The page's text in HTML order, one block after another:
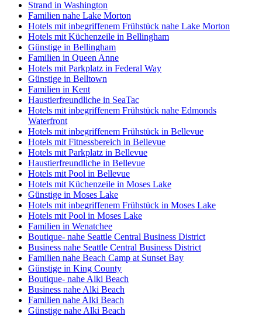
Strand in Washington
Familien nahe Lake Morton
Hotels mit inbegriffenem Frühstück nahe Lake Morton
Hotels mit Küchenzeile in Bellingham
Günstige in Bellingham
Familien in Queen Anne
Hotels mit Parkplatz in Federal Way
Günstige in Belltown
Familien in Kent
Haustierfreundliche in SeaTac
Hotels mit inbegriffenem Frühstück nahe Edmonds
Waterfront
Hotels mit inbegriffenem Frühstück in Bellevue
Hotels mit Fitnessbereich in Bellevue
Hotels mit Parkplatz in Bellevue
Haustierfreundliche in Bellevue
Hotels mit Pool in Bellevue
Hotels mit Küchenzeile in Moses Lake
Günstige in Moses Lake
Hotels mit inbegriffenem Frühstück in Moses Lake
Hotels mit Pool in Moses Lake
Familien in Wenatchee
Boutique- nahe Seattle Central Business District
Business nahe Seattle Central Business District
Familien nahe Beach Camp at Sunset Bay
Günstige in King County
Boutique- nahe Alki Beach
Business nahe Alki Beach
Familien nahe Alki Beach
Günstige nahe Alki Beach